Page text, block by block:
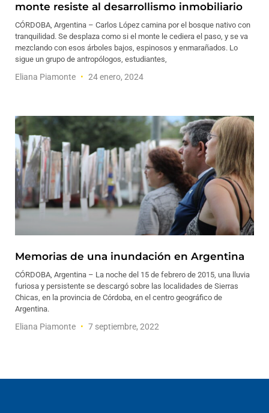
monte resiste al desarrollismo inmobiliario
CÓRDOBA, Argentina – Carlos López camina por el bosque nativo con
tranquilidad. Se desplaza como si el monte le cediera el paso, y se va
mezclando con esos árboles bajos, espinosos y enmarañados. Lo
sigue un grupo de antropólogos, estudiantes,
Eliana Piamonte 24 enero, 2024
Memorias de una inundación en Argentina
CÓRDOBA, Argentina – La noche del 15 de febrero de 2015, una lluvia
furiosa y persistente se descargó sobre las localidades de Sierras
Chicas, en la provincia de Córdoba, en el centro geográfico de
Argentina.
Eliana Piamonte 7 septiembre, 2022